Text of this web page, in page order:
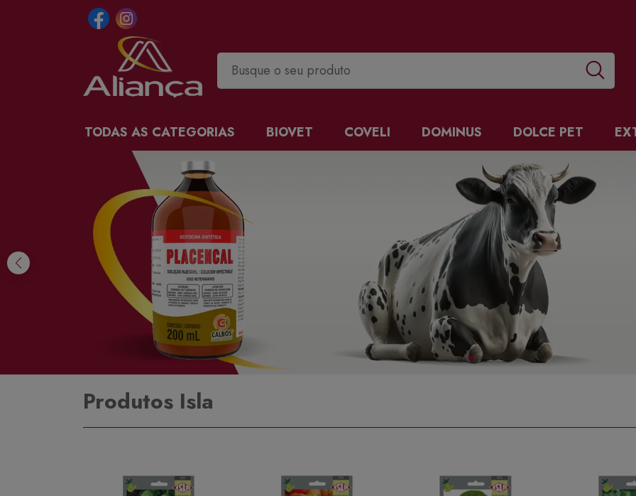
TODAS AS CATEGORIAS BIOVET COVELI DOMINUS DOLCE PET
Produtos Isla